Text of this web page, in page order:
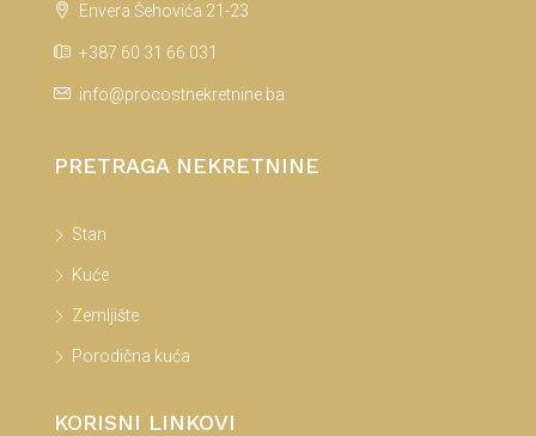
Envera Šehovića 21-23
+387 60 31 66 031
info@procostnekretnine.ba
PRETRAGA NEKRETNINE
Stan
Kuće
Zemljište
Porodična kuća
KORISNI LINKOVI